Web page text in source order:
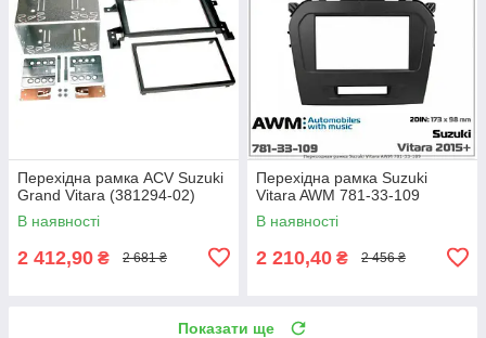
Перехідна рамка ACV Suzuki
Grand Vitara (381294-02)
В наявності
2 412,90 ₴ 2 681 ₴
Перехідна рамка Suzuki
Vitara AWM 781-33-109
В наявності
2 210,40 ₴ 2 456 ₴
Показати ще